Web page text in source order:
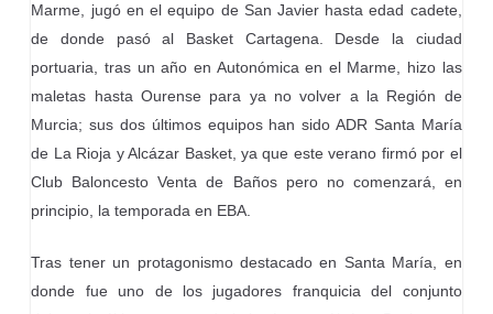
Marme, jugó en el equipo de San Javier hasta edad cadete,
de donde pasó al Basket Cartagena. Desde la ciudad
portuaria, tras un año en Autonómica en el Marme, hizo las
maletas hasta Ourense para ya no volver a la Región de
Murcia; sus dos últimos equipos han sido ADR Santa María
de La Rioja y Alcázar Basket, ya que este verano firmó por el
Club Baloncesto Venta de Baños pero no comenzará, en
principio, la temporada en EBA.
Tras tener un protagonismo destacado en Santa María, en
donde fue uno de los jugadores franquicia del conjunto